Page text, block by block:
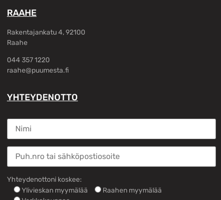
RAAHE
Rakentajankatu 4, 92100
Raahe
044 357 1220
raahe@puumesta.fi
YHTEYDENOTTO
Yhteydenottoni koskee:
Ylivieskan myymälää
Raahen myymälää